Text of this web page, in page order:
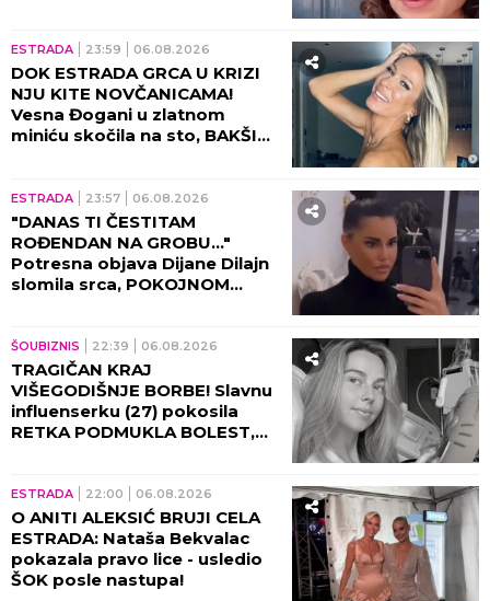
ESTRADA 23:59 06.08.2026
DOK ESTRADA GRCA U KRIZI
NJU KITE NOVČANICAMA!
Vesna Đogani u zlatnom
miniću skočila na sto, BAKŠIŠ
ESTRADA 23:57 06.08.2026
"DANAS TI ČESTITAM
ROĐENDAN NA GROBU..."
Potresna objava Dijane Dilajn
slomila srca, POKOJNOM
ŠOUBIZNIS 22:39 06.08.2026
TRAGIČAN KRAJ
VIŠEGODIŠNJE BORBE! Slavnu
influenserku (27) pokosila
RETKA PODMUKLA BOLEST,
ESTRADA 22:00 06.08.2026
O ANITI ALEKSIĆ BRUJI CELA
ESTRADA: Nataša Bekvalac
pokazala pravo lice - usledio
ŠOK posle nastupa!